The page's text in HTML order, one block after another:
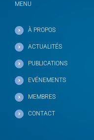
MENU
À PROPOS
ACTUALITÉS
PUBLICATIONS
EVÉNEMENTS
MEMBRES
CONTACT